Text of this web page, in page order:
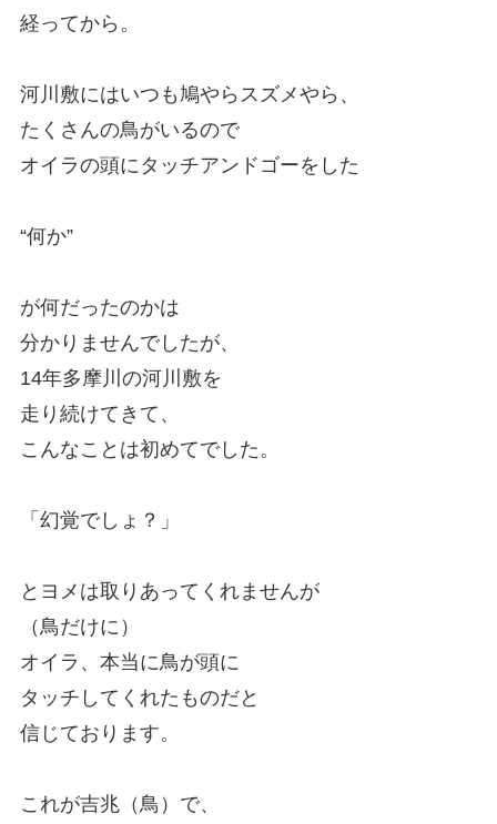
経ってから。
河川敷にはいつも鳩やらスズメやら、
たくさんの鳥がいるので
オイラの頭にタッチアンドゴーをした
“何か”
が何だったのかは
分かりませんでしたが、
14年多摩川の河川敷を
走り続けてきて、
こんなことは初めてでした。
「幻覚でしょ？」
とヨメは取りあってくれませんが
（鳥だけに）
オイラ、本当に鳥が頭に
タッチしてくれたものだと
信じております。
これが吉兆（鳥）で、